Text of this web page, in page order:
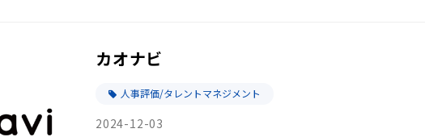
カオナビ
人事評価/タレントマネジメント
2024-12-03